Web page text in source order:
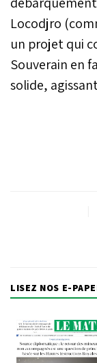
Locodjro
un projet qui
Souverain en
solide,
LISEZ NOS E-